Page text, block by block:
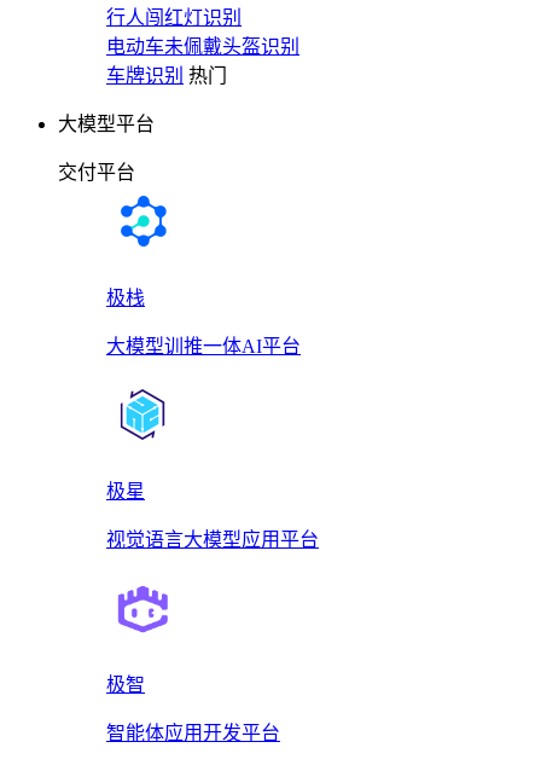
行人闯红灯识别
电动车未佩戴头盔识别
车牌识别 热门
大模型平台
交付平台
极栈
大模型训推一体AI平台
极星
视觉语言大模型应用平台
极智
智能体应用开发平台